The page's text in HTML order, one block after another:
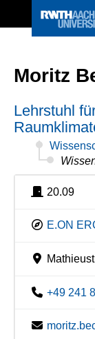
Moritz
Lehrstuhl
20.09
E.ON
+49 241